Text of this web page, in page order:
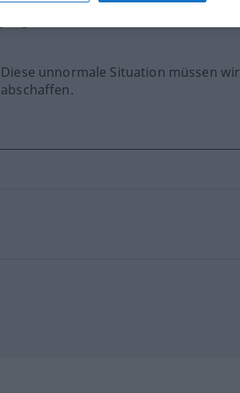
Diese unnormale Situation müssen wir
abschaffen.